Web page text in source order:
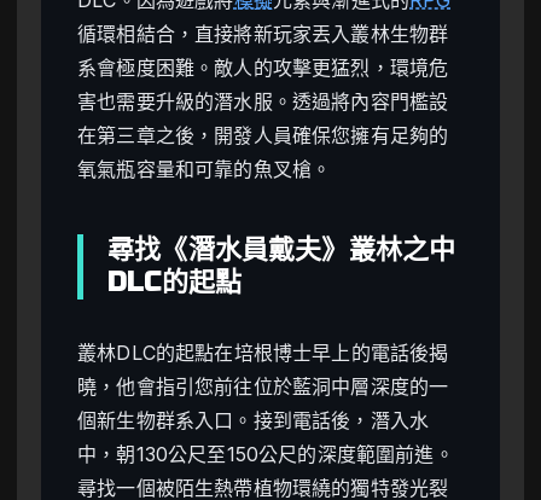
循環相結合，直接將新玩家丟入叢林生物群
系會極度困難。敵人的攻擊更猛烈，環境危
害也需要升級的潛水服。透過將內容門檻設
在第三章之後，開發人員確保您擁有足夠的
氧氣瓶容量和可靠的魚叉槍。
尋找《潛水員戴夫》叢林之中
DLC的起點
叢林DLC的起點在培根博士早上的電話後揭
曉，他會指引您前往位於藍洞中層深度的一
個新生物群系入口。接到電話後，潛入水
中，朝130公尺至150公尺的深度範圍前進。
尋找一個被陌生熱帶植物環繞的獨特發光裂